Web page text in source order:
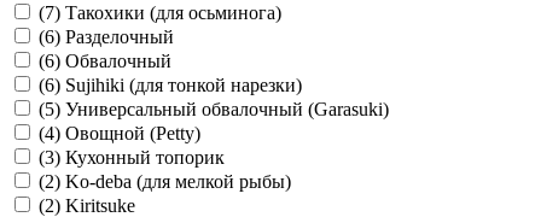
(7) Такохики (для осьминога)
(6) Разделочный
(6) Обвалочный
(6) Sujihiki (для тонкой нарезки)
(5) Универсальный обвалочный (Garasuki)
(4) Овощной (Petty)
(3) Кухонный топорик
(2) Ko-deba (для мелкой рыбы)
(2) Kiritsuke